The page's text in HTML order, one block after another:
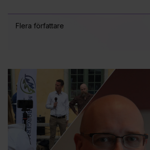
Flera författare